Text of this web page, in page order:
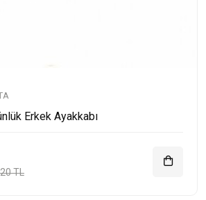
Erkek Ayakkabı
TL